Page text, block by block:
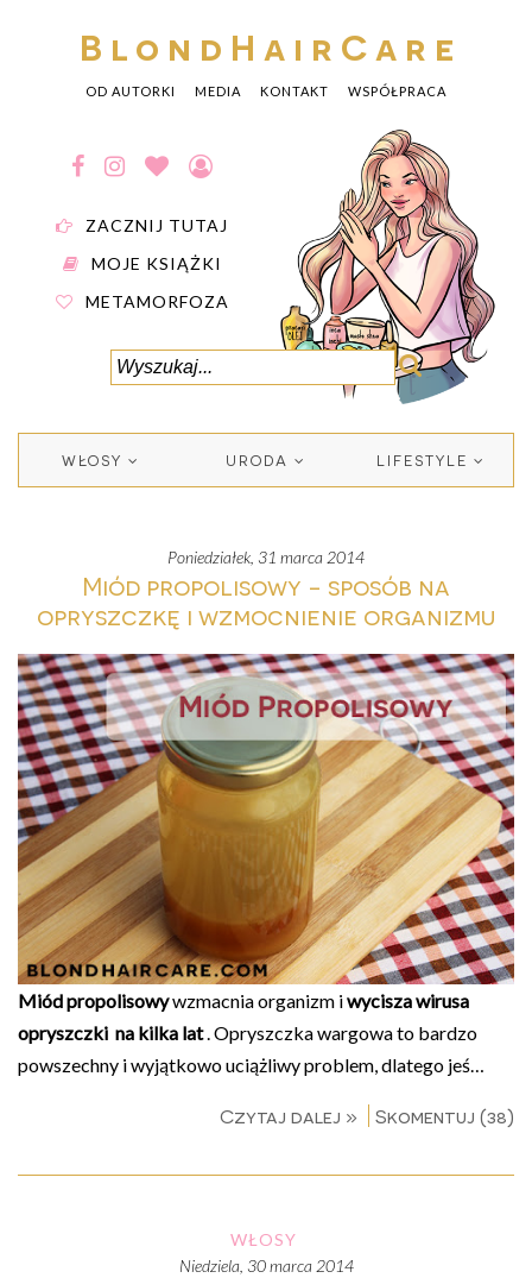
BlondHairCare
OD AUTORKI MEDIA KONTAKT WSPÓŁPRACA
ZACZNIJ TUTAJ
MOJE KSIĄŻKI
METAMORFOZA
WŁOSY URODA LIFESTYLE
poniedziałek, 31 marca 2014
Miód propolisowy - sposób na
opryszczkę i wzmocnienie organizmu
Miód propolisowywzmacnia organizm iwycisza wirusa
opryszczki na kilka lat. Opryszczka wargowa to bardzo
powszechny i wyjątkowo uciążliwy problem, dlatego jeś…
Czytaj dalej » Skomentuj (38)
WŁOSY
niedziela, 30 marca 2014